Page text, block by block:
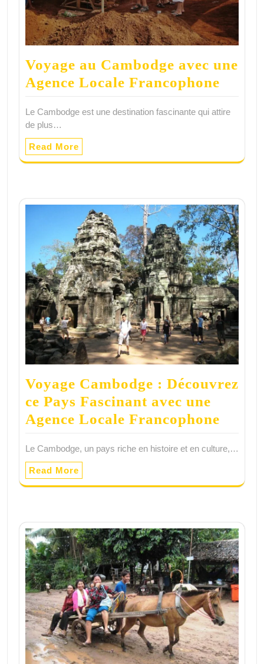
Voyage au Cambodge avec une
Agence Locale Francophone
Le Cambodge est une destination fascinante qui attire
de plus…
Read More
Voyage Cambodge : Découvrez
ce Pays Fascinant avec une
Agence Locale Francophone
Le Cambodge, un pays riche en histoire et en culture,…
Read More